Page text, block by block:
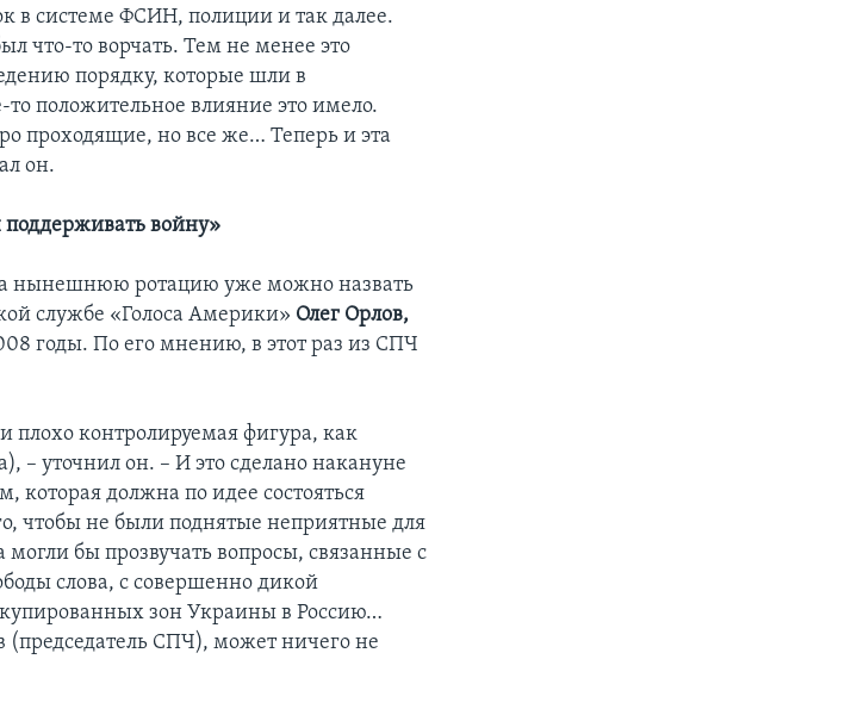
в системе ФСИН, полиции и так далее.
что-то ворчать. Тем не менее это
порядку, которые шли в
положительное влияние это имело.
проходящие, но все же… Теперь и эта
он.
войну»
нынешнюю ротацию уже можно назвать
службе «Голоса Америки» Олег Орлов,
годы. По его мнению, в этот раз из СПЧ
плохо контролируемая фигура, как
– уточнил он. – И это сделано накануне
которая должна по идее состояться
чтобы не были поднятые неприятные для
бы прозвучать вопросы, связанные с
слова, с совершенно дикой
зон Украины в Россию…
(председатель СПЧ), может ничего не